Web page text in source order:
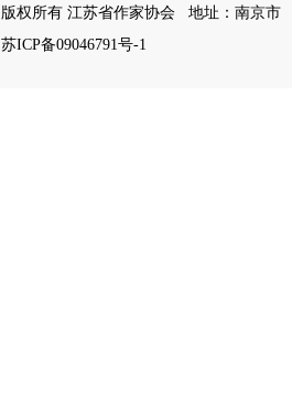
版权所有 江苏省作家协会
地址：南京市
苏ICP备09046791号-1